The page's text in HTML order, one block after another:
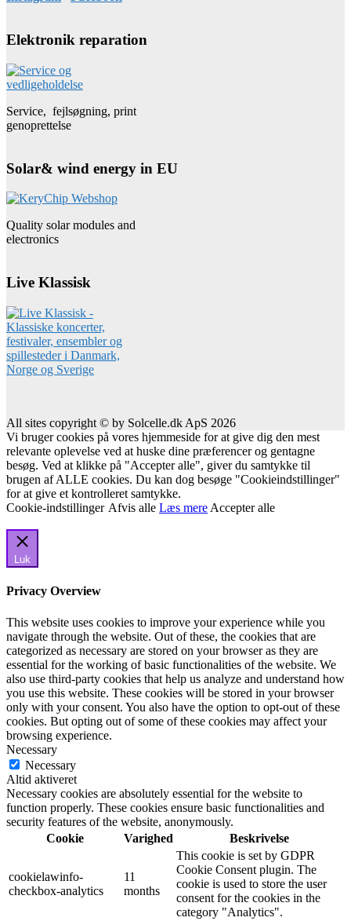
Elektronik reparation
Service, fejlsøgning, print
genoprettelse
Solar& wind energy in EU
Quality solar modules and
electronics
Live Klassisk
All sites copyright © by Solcelle.dk ApS 2026
Vi bruger cookies på vores hjemmeside for at give dig den mest
relevante oplevelse ved at huske dine præferencer og gentagne
besøg. Ved at klikke på "Accepter alle", giver du samtykke til
brugen af ALLE cookies. Du kan dog besøge "Cookieindstillinger"
for at give et kontrolleret samtykke.
Cookie-indstillinger Afvis alle Læs mere Accepter alle
Luk
Privacy Overview
This website uses cookies to improve your experience while you
navigate through the website. Out of these, the cookies that are
categorized as necessary are stored on your browser as they are
essential for the working of basic functionalities of the website. We
also use third-party cookies that help us analyze and understand how
you use this website. These cookies will be stored in your browser
only with your consent. You also have the option to opt-out of these
cookies. But opting out of some of these cookies may affect your
browsing experience.
Necessary
Necessary
Altid aktiveret
Necessary cookies are absolutely essential for the website to
function properly. These cookies ensure basic functionalities and
security features of the website, anonymously.
Cookie
Varighed Beskrivelse
cookielawinfo-
checkbox-analytics
11
months
This cookie is set by GDPR
Cookie Consent plugin. The
cookie is used to store the user
consent for the cookies in the
category "Analytics".